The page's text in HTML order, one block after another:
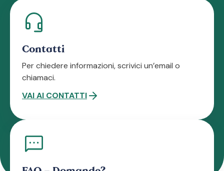
Contatti
Per chiedere informazioni, scrivici un’email o
chiamaci.
VAI AI CONTATTI